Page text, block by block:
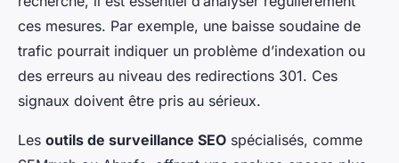
ces mesures. Par exemple, une baisse soudaine de
trafic pourrait indiquer un problème d’indexation ou
des erreurs au niveau des redirections 301. Ces
signaux doivent être pris au sérieux.
Les outils de surveillance SEO spécialisés, comme